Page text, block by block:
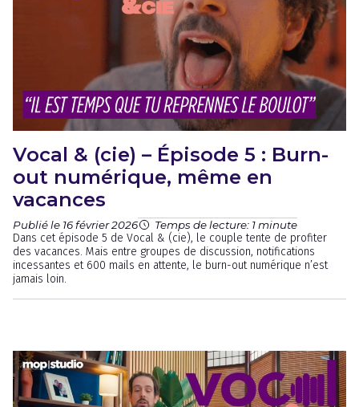
Vocal & (cie) – Épisode 5 : Burn-
out numérique, même en
vacances
Publié le 16 février 2026 Temps de lecture: 1 minute
Dans cet épisode 5 de Vocal & (cie), le couple tente de profiter
des vacances. Mais entre groupes de discussion, notifications
incessantes et 600 mails en attente, le burn-out numérique n’est
jamais loin.